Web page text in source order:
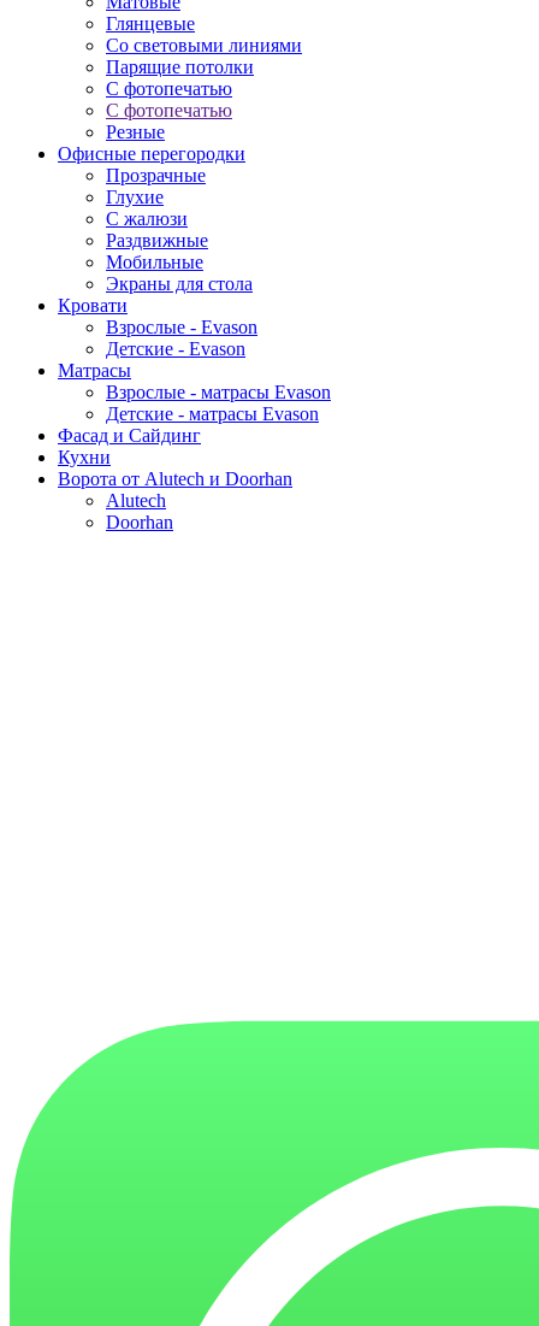
Глянцевые
Со световыми линиями
Парящие потолки
С фотопечатью
С фотопечатью
Резные
Офисные перегородки
Прозрачные
Глухие
С жалюзи
Раздвижные
Мобильные
Экраны для стола
Кровати
Взрослые - Evason
Детские - Evason
Матрасы
Взрослые - матрасы Evason
Детские - матрасы Evason
Фасад и Сайдинг
Кухни
Ворота от Alutech и Doorhan
Alutech
Doorhan